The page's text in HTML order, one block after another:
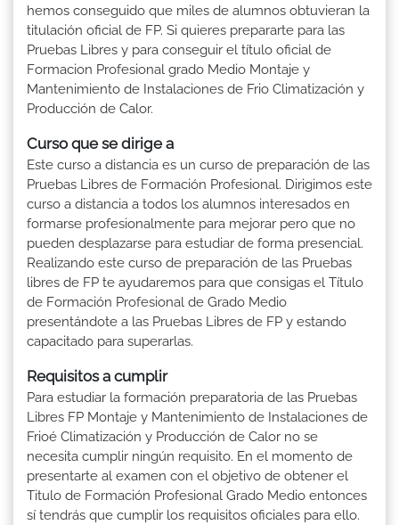
hemos conseguido que miles de alumnos obtuvieran la
titulación oficial de FP. Si quieres prepararte para las
Pruebas Libres y para conseguir el título oficial de
Formacion Profesional grado Medio Montaje y
Mantenimiento de Instalaciones de Frio Climatización y
Producción de Calor.
Curso que se dirige a
Este curso a distancia es un curso de preparación de las
Pruebas Libres de Formación Profesional. Dirigimos este
curso a distancia a todos los alumnos interesados en
formarse profesionalmente para mejorar pero que no
pueden desplazarse para estudiar de forma presencial.
Realizando este curso de preparación de las Pruebas
libres de FP te ayudaremos para que consigas el Título
de Formación Profesional de Grado Medio
presentándote a las Pruebas Libres de FP y estando
capacitado para superarlas.
Requisitos a cumplir
Para estudiar la formación preparatoria de las Pruebas
Libres FP Montaje y Mantenimiento de Instalaciones de
Frioé Climatización y Producción de Calor no se
necesita cumplir ningún requisito. En el momento de
presentarte al examen con el objetivo de obtener el
Titulo de Formación Profesional Grado Medio entonces
sí tendrás que cumplir los requisitos oficiales para ello.